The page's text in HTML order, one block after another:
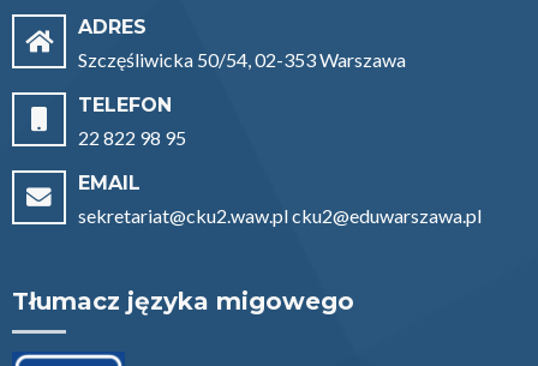
ADRES
Szczęśliwicka 50/54, 02-353 Warszawa
TELEFON
22 822 98 95
EMAIL
sekretariat@cku2.waw.pl cku2@eduwarszawa.pl
Tłumacz języka migowego